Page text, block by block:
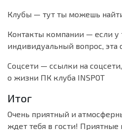
Клубы — тут ты можешь
Контакты компании — если у
индивидуальный вопрос, эта
Соцсети — ссылки на
о жизни ПК клуба INSPOT
Итог
Очень приятный и
ждет тебя в гости!